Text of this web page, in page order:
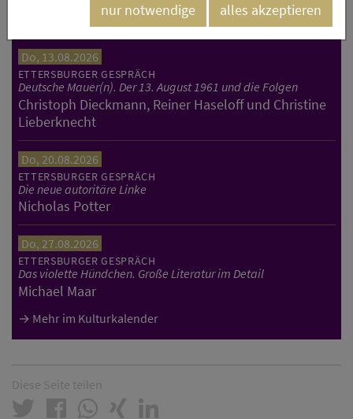
Aktuelles aus dem Kulturkalender
Do, 13.08.2026
ETTERSBURGER GESPRÄCH
Deutsche Mauer(n). Der 13. August 1961 und die Folgen
Christoph Dieckmann, Reiner Haseloff und Christine
Lieberknecht
Do, 20.08.2026
ETTERSBURGER GESPRÄCH
Die neue autoritäre Linke
Nicholas Potter
Do, 27.08.2026
ETTERSBURGER GESPRÄCH
Das violette Hündchen. Große Literatur im Detail
Michael Maar
Mehr im Kulturkalender
Diese Seite teilen
nur notwendige alles akzeptieren